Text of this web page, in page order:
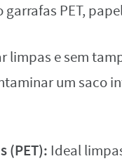
PET,
limpas e sem
um saco
(PET): Ideal